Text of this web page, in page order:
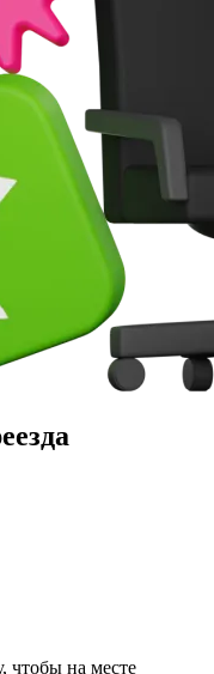
чтобы на месте